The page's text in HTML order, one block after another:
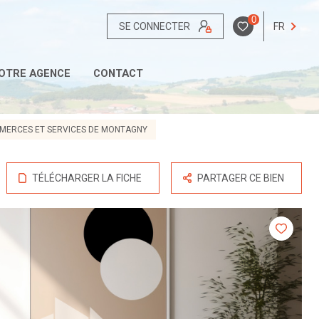
SE CONNECTER
0
FR
AGENCE CONTACT
ET SERVICES DE MONTAGNY
TÉLÉCHARGER LA FICHE PARTAGER CE BIEN